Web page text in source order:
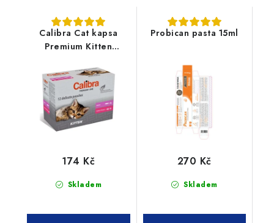
Calibra Cat kapsa
Premium Kitten
Skladem
174 Kč
Probican pasta 15ml
Skladem
270 Kč